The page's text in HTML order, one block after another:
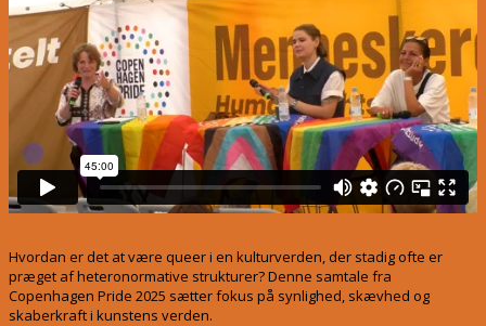
Hvordan er det at være queer i en kulturverden, der stadig ofte er
præget af heteronormative strukturer? Denne samtale fra
Copenhagen Pride 2025 sætter fokus på synlighed, skævhed og
skaberkraft i kunstens verden.